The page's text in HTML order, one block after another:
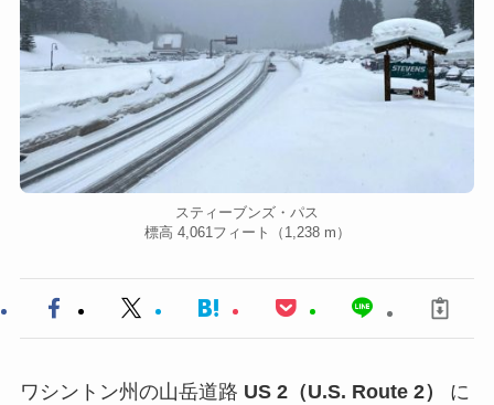
スティーブンズ・パス
標高 4,061フィート（1,238 m）
ワシントン州の山岳道路 US 2（U.S. Route 2）
に